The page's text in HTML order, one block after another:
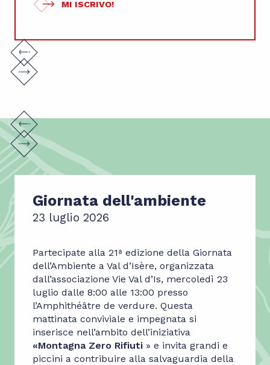
MI ISCRIVO!
Giornata dell'ambiente
23 luglio 2026
Partecipate alla 21ª edizione della Giornata
dell’Ambiente a Val d’Isère, organizzata
dall’associazione Vie Val d’Is, mercoledì 23
luglio dalle 8:00 alle 13:00 presso
l’Amphithéâtre de verdure. Questa
mattinata conviviale e impegnata si
inserisce nell’ambito dell’iniziativa
«Montagna Zero Rifiuti » e invita grandi e
piccini a contribuire alla salvaguardia della